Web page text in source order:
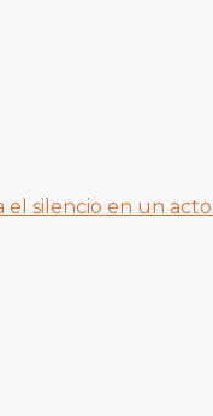
silencio en un